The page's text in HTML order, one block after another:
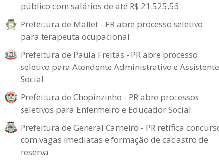
público com salários de até R$ 21.525,56
Prefeitura de Mallet - PR abre processo seletivo
para terapeuta ocupacional
Prefeitura de Paula Freitas - PR abre processo
seletivo para Atendente Administrativo e Assistente
Social
Prefeitura de Chopinzinho - PR abre processos
seletivos para Enfermeiro e Educador Social
Prefeitura de General Carneiro - PR retifica
com vagas imediatas e formação de cadastro de
reserva